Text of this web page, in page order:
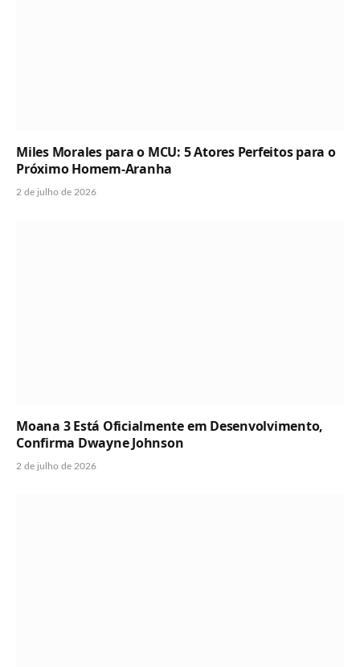
Miles Morales para o MCU: 5 Atores Perfeitos para o
Próximo Homem-Aranha
2 de julho de 2026
Moana 3 Está Oficialmente em Desenvolvimento,
Confirma Dwayne Johnson
2 de julho de 2026